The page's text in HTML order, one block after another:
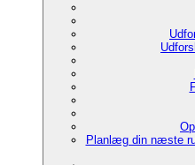
Planlæg din næste